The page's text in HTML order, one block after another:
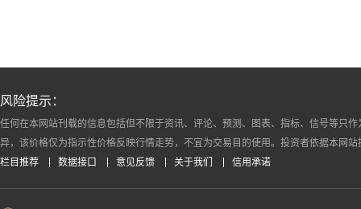
风险提示：
任何在本网站刊载的信息包括但不限于资讯、评论、预测、图表、指标、信号等只
异，该价格仅为指示性价格反映行情走势，不宜为交易目的使用。投资者依据本网
栏目推荐
数据接口 意见反馈 关于我们 信用承诺